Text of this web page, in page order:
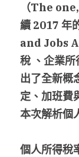
搜索
繁體中文
繁體中
简体中
（The
續 2017 年
and Jobs
稅 、企業
出了全新概
定、加班費
本次解析個
個人所得稅